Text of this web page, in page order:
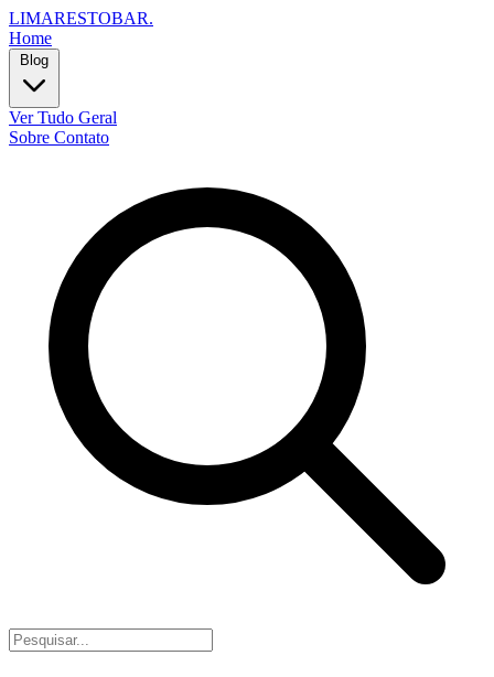
LIMARESTOBAR.
Home
Ver Tudo Geral
Sobre Contato